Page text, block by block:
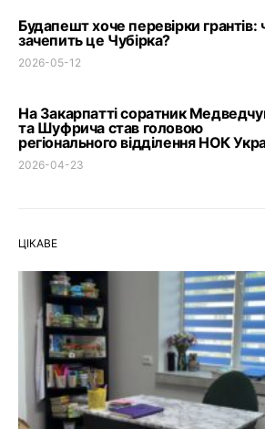
Будапешт хоче перевірки грантів:
зачепить це Чубірка?
2026-05-12
На Закарпатті соратник
та Шуфрича став головою
регіонального відділення НОК
2026-04-23
ЦІКАВЕ